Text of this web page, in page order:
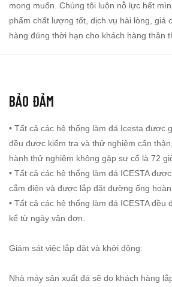
mong muốn. Chúng tôi luôn nỗ lực hết
phẩm chất lượng tốt, dịch vụ hài lòng, giá
hàng đúng thời hạn cho khách hàng thân
BẢO ĐẢM
• Tất cả các hệ thống làm đá Icesta được
đều được kiểm tra và thử nghiệm cẩn
hành thử nghiệm không gặp sự cố là 72
• Tất cả các hệ thống làm đá ICESTA
cắm điện và được lắp đặt đường ống
• Tất cả các hệ thống làm đá ICESTA đều
kể từ ngày vận đơn.
Giám sát việc lắp đặt và khởi động:
Nhà máy sản xuất đá sẽ do khách hàng